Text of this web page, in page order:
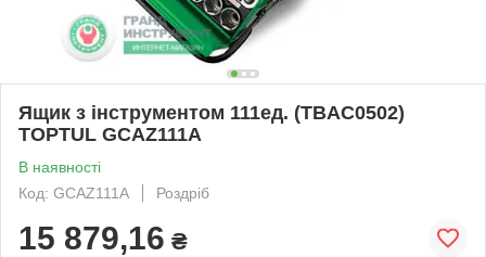
Ящик з інструментом 111ед. (TBAC0502)
TOPTUL GCAZ111A
В наявності
Код: GCAZ111A
Роздріб
15 879,16 ₴